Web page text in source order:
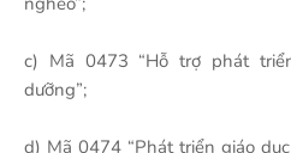
c) Mã 0473 “Hỗ trợ phát
dưỡng”;
d) Mã 0474 “Phát triển giáo